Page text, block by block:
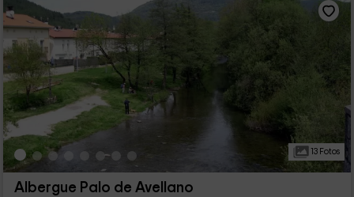
13 Fotos
Albergue Palo de Avellano